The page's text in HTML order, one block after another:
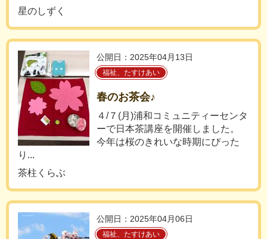
星のしずく
公開日：2025年04月13日
福祉、たすけあい
春のお茶会♪
４/７(月)浦和コミュニティーセンタ
ーで日本茶講座を開催しました。
今年は桜のきれいな時期にぴった
り...
茶柱くらぶ
公開日：2025年04月06日
福祉、たすけあい